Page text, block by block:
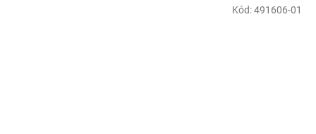
Kód:491606-01